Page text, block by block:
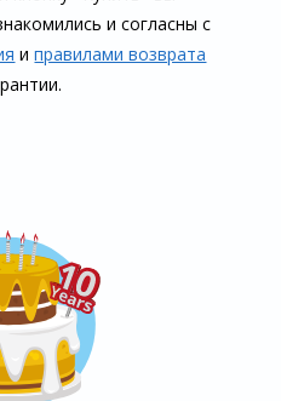
и согласны с
иправилами воз­врата